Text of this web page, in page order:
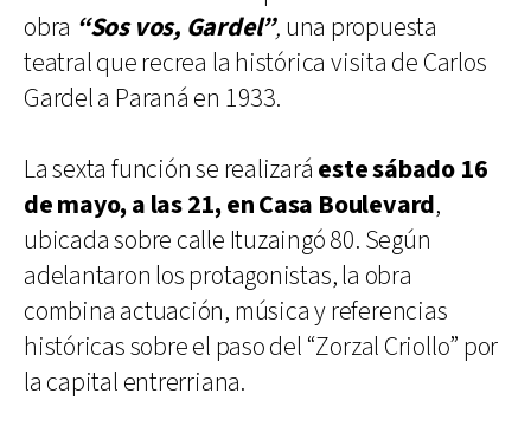
obra “Sos vos, Gardel”, una propuesta
teatral que recrea la histórica visita de Carlos
Gardel a Paraná en 1933.
La sexta función se realizará este sábado 16
de mayo, a las 21, en Casa Boulevard,
ubicada sobre calle Ituzaingó 80. Según
adelantaron los protagonistas, la obra
combina actuación, música y referencias
históricas sobre el paso del “Zorzal Criollo” por
la capital entrerriana.